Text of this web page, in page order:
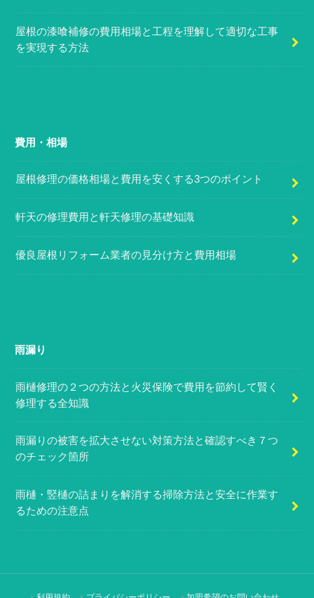
屋根の漆喰補修の費用相場と工程を理解して適切な工事
を実現する方法
費用・相場
屋根修理の価格相場と費用を安くする3つのポイント
軒天の修理費用と軒天修理の基礎知識
優良屋根リフォーム業者の見分け方と費用相場
雨漏り
雨樋修理の２つの方法と火災保険で費用を節約して賢く
修理する全知識
雨漏りの被害を拡大させない対策方法と確認すべき７つ
のチェック箇所
雨樋・竪樋の詰まりを解消する掃除方法と安全に作業す
るための注意点